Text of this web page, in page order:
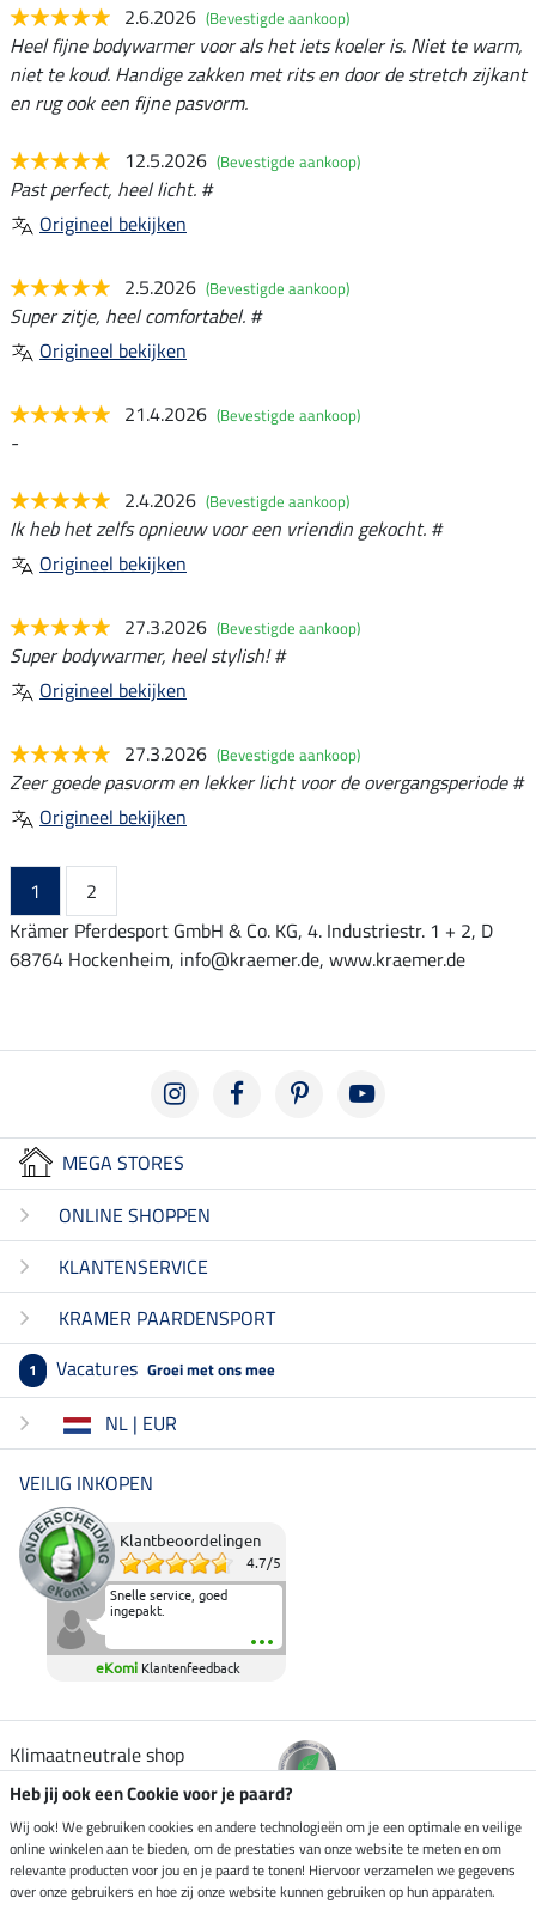
2.6.2026 (Bevestigde aankoop)
Heel fijne bodywarmer voor als het iets koeler is. Niet te warm,
niet te koud. Handige zakken met rits en door de stretch zijkant
en rug ook een fijne pasvorm.
12.5.2026 (Bevestigde aankoop)
Past perfect, heel licht. #
Origineel bekijken
2.5.2026 (Bevestigde aankoop)
Super zitje, heel comfortabel. #
Origineel bekijken
21.4.2026 (Bevestigde aankoop)
-
2.4.2026 (Bevestigde aankoop)
Ik heb het zelfs opnieuw voor een vriendin gekocht. #
Origineel bekijken
27.3.2026 (Bevestigde aankoop)
Super bodywarmer, heel stylish! #
Origineel bekijken
27.3.2026 (Bevestigde aankoop)
Zeer goede pasvorm en lekker licht voor de overgangsperiode #
Origineel bekijken
1
2
Krämer Pferdesport GmbH & Co. KG, 4. Industriestr. 1 + 2, D
68764 Hockenheim, info@kraemer.de, www.kraemer.de
MEGA STORES
ONLINE SHOPPEN
KLANTENSERVICE
KRAMER PAARDENSPORT
1 Vacatures Groei met ons mee
NL | EUR
VEILIG INKOPEN
Klantbeoordelingen
4.7/5
Snelle service, goed
ingepakt.
eKomi Klantenfeedback
Klimaatneutrale shop
Verzending per
Heb jij ook een Cookie voor je paard?
Wij ook! We gebruiken cookies en andere technologieën om je een optimale en veilige
online winkelen aan te bieden, om de prestaties van onze website te meten en om
relevante producten voor jou en je paard te tonen! Hiervoor verzamelen we gegevens
over onze gebruikers en hoe zij onze website kunnen gebruiken op hun apparaten.